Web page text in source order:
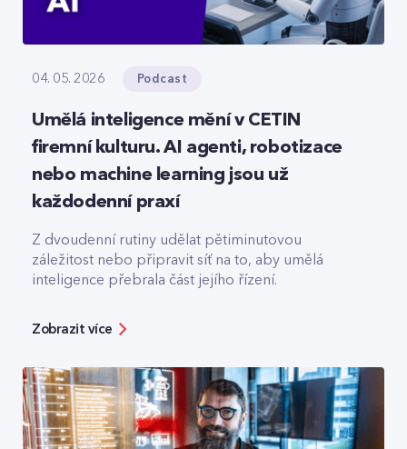
04. 05. 2026 Podcast
Umělá inteligence mění v CETIN
firemní kulturu. AI agenti, robotizace
nebo machine learning jsou už
každodenní praxí
Z dvoudenní rutiny udělat pětiminutovou
záležitost nebo připravit síť na to, aby umělá
inteligence přebrala část jejího řízení.
Zobrazit více